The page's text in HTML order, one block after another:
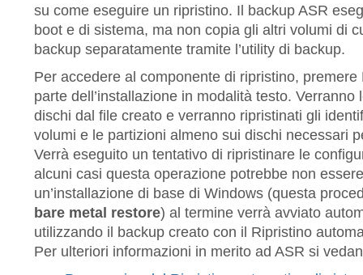
su come eseguire un ripristino. Il backup ASR
boot e di sistema, ma non copia gli altri volumi di
backup separatamente tramite l’utility di backup.
Per accedere al componente di ripristino,
parte dell’installazione in modalità testo.
dischi dal file creato e verranno ripristinati gli
volumi e le partizioni almeno sui dischi necessari
Verrà eseguito un tentativo di ripristinare le
alcuni casi questa operazione potrebbe non
un’installazione di base di Windows (questa
bare metal restore) al termine verrà avviato
utilizzando il backup creato con il Ripristino
Per ulteriori informazioni in merito ad ASR si